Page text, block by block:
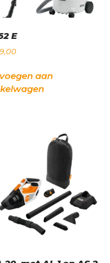
E
aan